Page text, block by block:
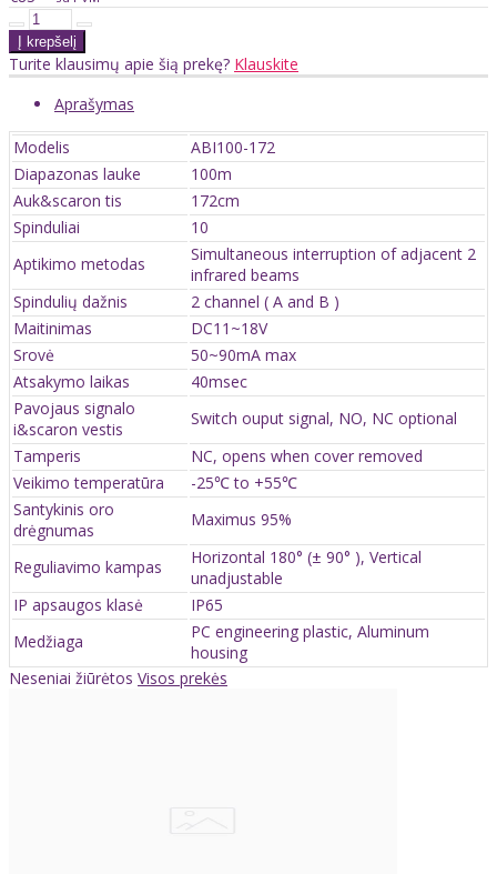
Turite klausimų apie šią prekę? Klauskite
Aprašymas
Modelis
ABI100-172
Diapazonas lauke
100m
Auk&scaron tis
172cm
Spinduliai
10
Aptikimo metodas
Simultaneous interruption of adjacent 2
infrared beams
Spindulių dažnis
2 channel ( A and B )
Maitinimas
DC11~18V
Srovė
50~90mA max
Atsakymo laikas
40msec
Pavojaus signalo
i&scaron vestis
Switch ouput signal, NO, NC optional
Tamperis
NC, opens when cover removed
Veikimo temperatūra
-25℃ to +55℃
Santykinis oro
drėgnumas
Maximus 95%
Reguliavimo kampas
Horizontal 180° (± 90° ), Vertical
unadjustable
IP apsaugos klasė
IP65
Medžiaga
PC engineering plastic, Aluminum
housing
Neseniai žiūrėtos Visos prekės